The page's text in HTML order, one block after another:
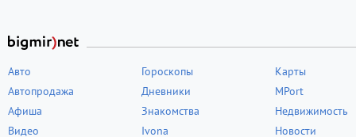
Авто
Автопродажа
Афиша
Видео
Гороскопы
Дневники
Знакомства
Ivona
Карты
MPort
Недвижимость
Новости